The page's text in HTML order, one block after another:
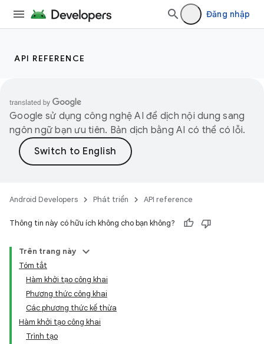
Đăng nhập
API REFERENCE
Google sử dụng công nghệ AI để dịch nội dung sang
ngôn ngữ bạn ưu tiên. Bản dịch bằng AI có thể có lỗi.
Android Developers Phát triển API reference
Thông tin này có hữu ích không cho bạn không?
Trên trang này
Tóm tắt
Hàm khởi tạo công khai
Phương thức công khai
Các phương thức kế thừa
Hàm khởi tạo công khai
Trình tạo